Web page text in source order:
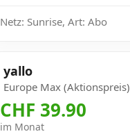
Netz: Sunrise, Art: Abo
yallo
Europe Max (Aktionspreis)
CHF 39.90
im Monat